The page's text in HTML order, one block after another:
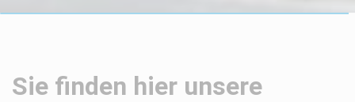
Sie finden hier unsere